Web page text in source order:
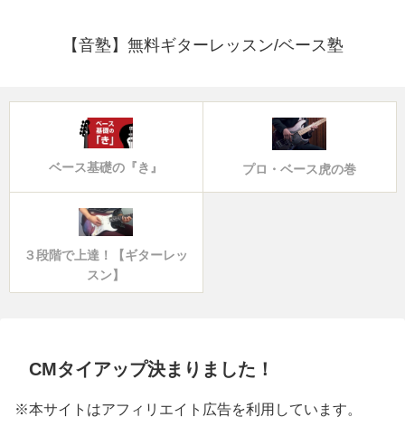
【音塾】無料ギターレッスン/ベース塾
ベース基礎の『き』 プロ・ベース虎の巻
３段階で上達！【ギターレッ
スン】
CMタイアップ決まりました！
※本サイトはアフィリエイト広告を利用しています。